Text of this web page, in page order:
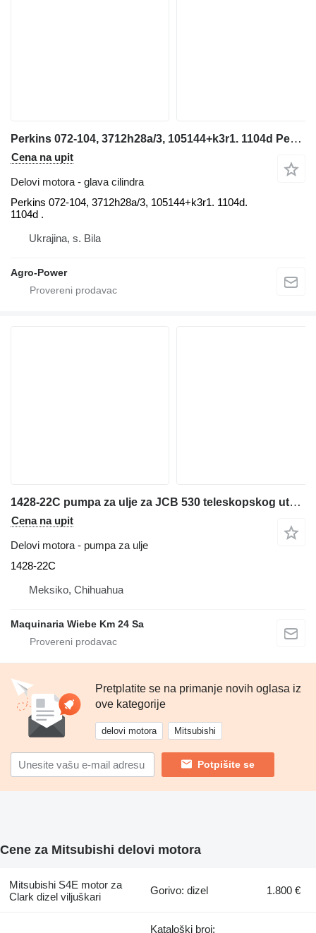
Perkins 072-104, 3712h28a/3, 105144+k3r1. 1104d Perkins glava cilindra za teleskopskog utovarivača
Cena na upit
Delovi motora - glava cilindra
Perkins 072-104, 3712h28a/3, 105144+k3r1. 1104d.
1104d .
Ukrajina, s. Bila
Agro-Power
1428-22C pumpa za ulje za JCB 530 teleskopskog utovarivača
Cena na upit
Delovi motora - pumpa za ulje
1428-22C
Meksiko, Chihuahua
Maquinaria Wiebe Km 24 Sa
Pretplatite se na primanje novih oglasa iz
ove kategorije
delovi motora Mitsubishi
Potpišite se
Cene za Mitsubishi delovi motora
Mitsubishi S4E motor za
Clark dizel viljuškari
Gorivo: dizel 1.800 €
Kataloški broj: